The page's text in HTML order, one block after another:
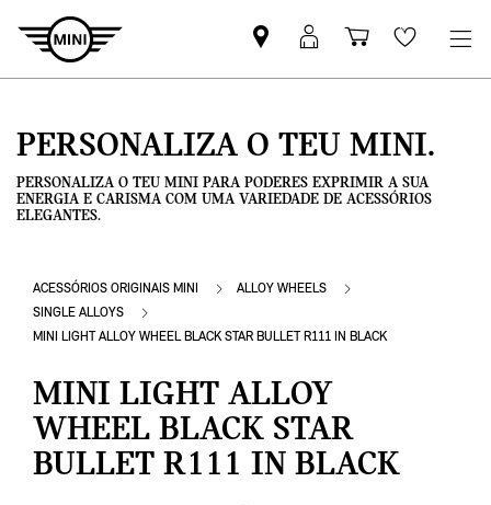
Pesquisar
parceiro
Iniciar
sessão
Carrinho
de
Wishlist
PERSONALIZA O TEU MINI.
PERSONALIZA O TEU MINI PARA PODERES EXPRIMIR A SUA
ENERGIA E CARISMA COM UMA VARIEDADE DE ACESSÓRIOS
ELEGANTES.
ACESSÓRIOS ORIGINAIS MINI
ALLOY WHEELS
SINGLE ALLOYS
MINI LIGHT ALLOY WHEEL BLACK STAR BULLET R111 IN BLACK
MINI LIGHT ALLOY
WHEEL BLACK STAR
BULLET R111 IN BLACK